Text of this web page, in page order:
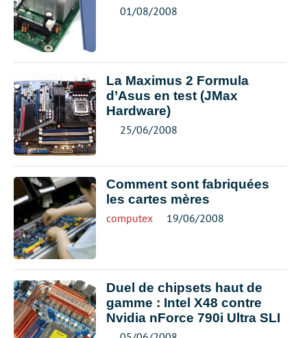
01/08/2008
La Maximus 2 Formula
d’Asus en test (JMax
Hardware)
25/06/2008
Comment sont fabriquées
les cartes mères
computex 19/06/2008
Duel de chipsets haut de
gamme : Intel X48 contre
Nvidia nForce 790i Ultra SLI